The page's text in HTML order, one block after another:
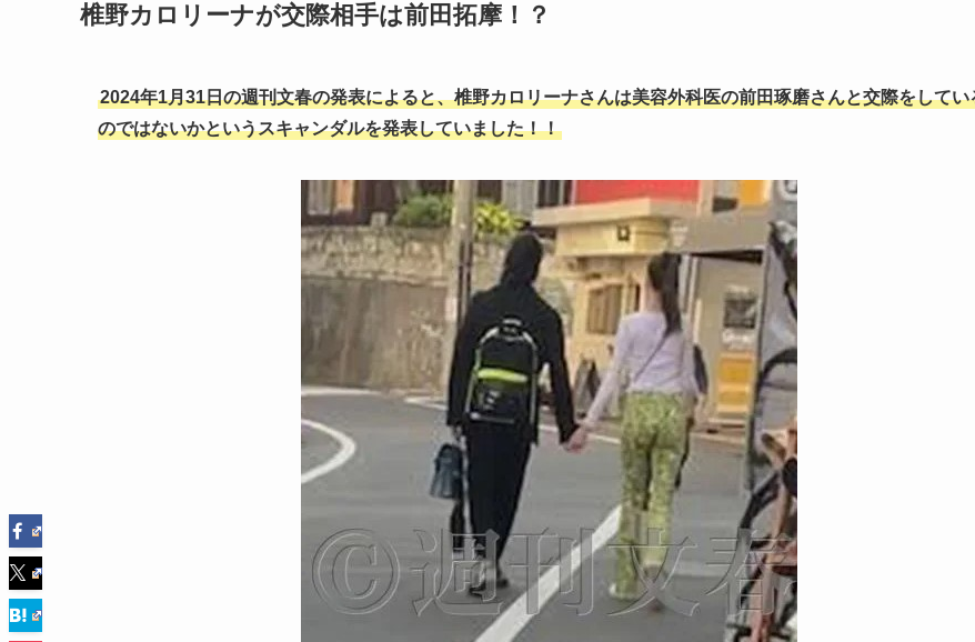
椎野カロリーナが交際相手は前田拓摩！？
2024年1月31日の週刊文春の発表によると、椎野カロリーナさんは美容外科医の前田琢磨さんと交際をしてい
のではないかというスキャンダルを発表していました！！